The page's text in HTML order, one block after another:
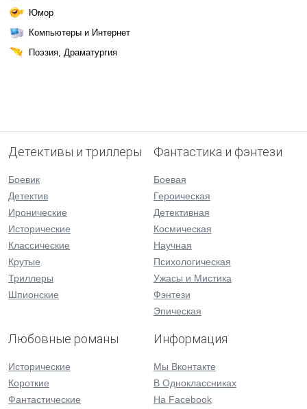
Юмор
Компьютеры и Интернет
Поэзия, Драматургия
Детективы и триллеры
Боевик
Детектив
Иронические
Исторические
Классические
Крутые
Триллеры
Шпионские
Фантастика и фэнтези
Боевая
Героическая
Детективная
Космическая
Научная
Психологическая
Ужасы и Мистика
Фэнтези
Эпическая
Любовные романы
Исторические
Короткие
Фантастические
Информация
Мы Вконтакте
В Одноклассниках
На Facebook